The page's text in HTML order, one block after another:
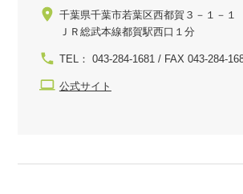
千葉県千葉市若葉区西都賀３－１－１
ＪＲ総武本線都賀駅西口１分
TEL： 043-284-1681 / FAX 043-284-
公式サイト